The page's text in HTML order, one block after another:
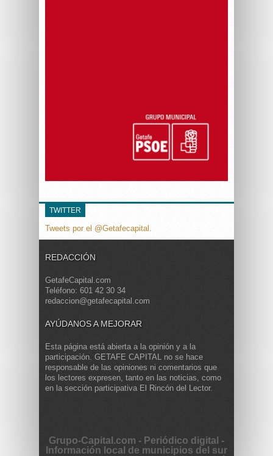
TWITTER
Tweets por el @Getafecapital.
REDACCIÓN
GetafeCapital.com
Teléfono: 601 42 30 34
redaccion@getafecapital.com
AYÚDANOS A MEJORAR
Esta página está abierta a la opinión y a la
participación. GETAFE CAPITAL no se hace
responsable de las opiniones ni comentarios que
los lectores expresen, tanto en las noticias, como
en la sección participativa El Rincón del Lector.
Grupo-Capital.com - Periódico digital -
Información local de municipios del sur